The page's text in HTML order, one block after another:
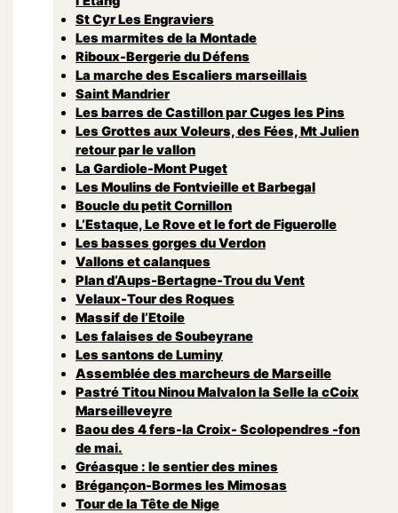
St Cyr Les Engraviers
Les marmites de la Montade
Riboux-Bergerie du Défens
La marche des Escaliers marseillais
Saint Mandrier
Les barres de Castillon par Cuges les Pins
Les Grottes aux Voleurs, des Fées, Mt Julien
retour par le vallon
La Gardiole-Mont Puget
Les Moulins de Fontvieille et Barbegal
Boucle du petit Cornillon
L’Estaque, Le Rove et le fort de Figuerolle
Les basses gorges du Verdon
Vallons et calanques
Plan d’Aups-Bertagne-Trou du Vent
Velaux-Tour des Roques
Massif de l’Etoile
Les falaises de Soubeyrane
Les santons de Luminy
Assemblée des marcheurs de Marseille
Pastré Titou Ninou Malvalon la Selle la cCoix
Marseilleveyre
Baou des 4 fers-la Croix- Scolopendres -fon
de mai.
Gréasque : le sentier des mines
Brégançon-Bormes les Mimosas
Tour de la Tête de Nige